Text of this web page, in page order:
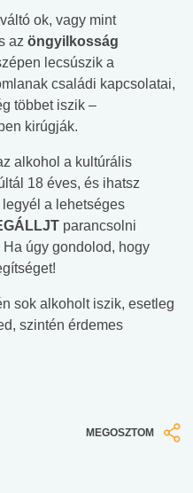
ok, vagy mint
az öngyilkosság
lecsúszik a
családi kapcsolatai,
többet iszik –
kirúgják.
alkohol a kultúrális
18 éves, és ihatsz
a lehetséges
parancsolni
úgy gondolod, hogy
sok alkoholt iszik, esetleg
szintén érdemes
MEGOSZTOM